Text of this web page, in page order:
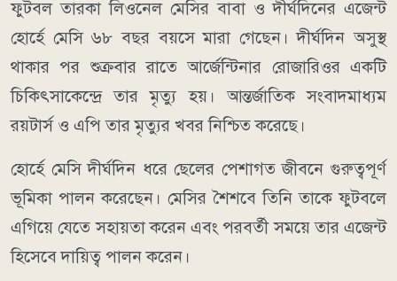
ফুটবল তারকা লিওনেল মেসির বাবা ও দীর্ঘদিনের এজেন্ট
হোর্হে মেসি ৬৮ বছর বয়সে মারা গেছেন। দীর্ঘদিন অসুস্থ
থাকার পর শুক্রবার রাতে আর্জেন্টিনার রোজারিওর একটি
চিকিৎসাকেন্দ্রে তার মৃত্যু হয়। আন্তর্জাতিক সংবাদমাধ্যম
রয়টার্স ও এপি তার মৃত্যুর খবর নিশ্চিত করেছে।
হোর্হে মেসি দীর্ঘদিন ধরে ছেলের পেশাগত জীবনে গুরুত্বপূর্ণ
ভূমিকা পালন করেছেন। মেসির শৈশবে তিনি তাকে ফুটবলে
এগিয়ে যেতে সহায়তা করেন এবং পরবর্তী সময়ে তার এজেন্ট
হিসেবে দায়িত্ব পালন করেন।